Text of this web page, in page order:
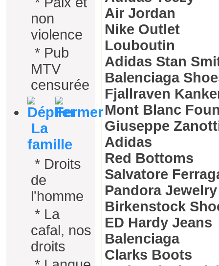
non
violence
* Pub
MTV
censurée
La
famille
* Droits
de
l'homme
* La
cafal, nos
droits
Air Jordan
Nike Outlet
Louboutin
Adidas Stan
Balenciaga
Fjallraven
Mont Blanc
Giuseppe
Adidas
Red Bottoms
Salvatore
Pandora
Birkenstock
ED Hardy Jeans
Balenciaga
Clarks Boots